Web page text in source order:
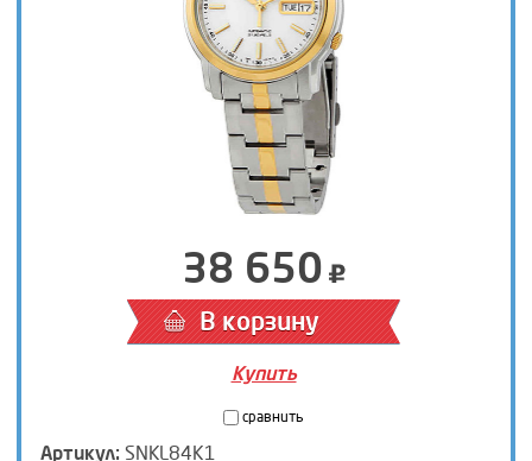
38 650
В корзину
Купить
сравнить
Артикул: SNKL84K1